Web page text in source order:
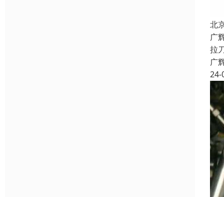
北
广
拉
广
24-